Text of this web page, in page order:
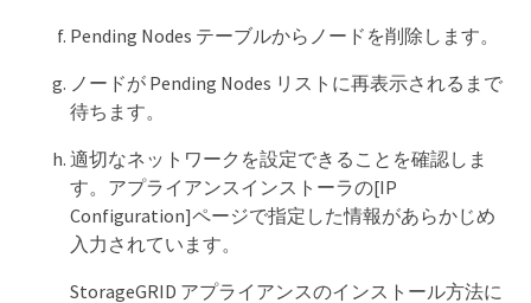
Pending Nodes テーブルからノードを削除します。
ノードが Pending Nodes リストに再表示されるまで
待ちます。
適切なネットワークを設定できることを確認しま
す。アプライアンスインストーラの[IP
Configuration]ページで指定した情報があらかじめ
入力されています。
StorageGRID アプライアンスのインストール方法に